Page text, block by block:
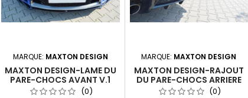
MARQUE: MAXTON DESIGN
MAXTON DESIGN-LAME DU
PARE-CHOCS AVANT V.1
LEXUS RC F(0)
MARQUE: MAXTON DESIGN
MAXTON DESIGN-RAJOUT
DU PARE-CHOCS ARRIERE
LEXUS RC F(0)